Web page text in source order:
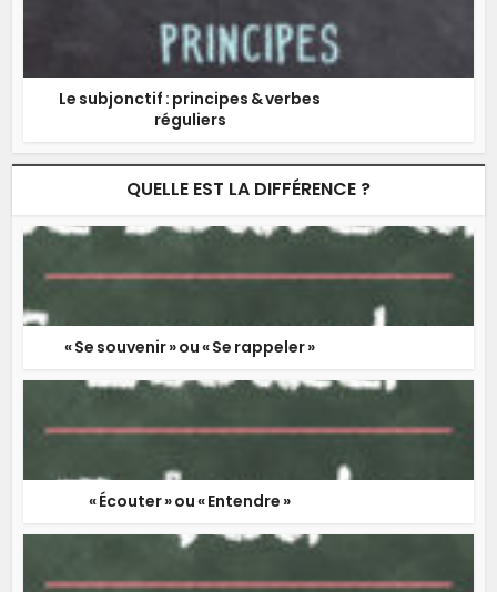
Le subjonctif : principes & verbes
réguliers
QUELLE EST LA DIFFÉRENCE ?
« Se souvenir » ou « Se rappeler »
« Écouter » ou « Entendre »